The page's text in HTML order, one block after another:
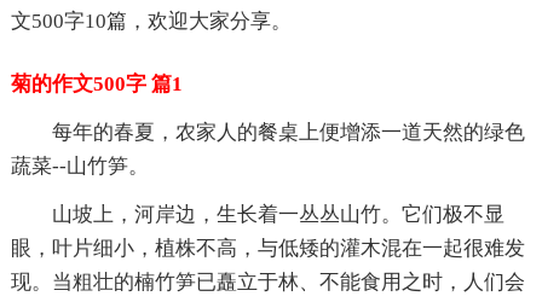
文500字10篇，欢迎大家分享。
菊的作文500字 篇1
每年的春夏，农家人的餐桌上便增添一道天然的绿色
蔬菜--山竹笋。
山坡上，河岸边，生长着一丛丛山竹。它们极不显
眼，叶片细小，植株不高，与低矮的灌木混在一起很难发
现。当粗壮的楠竹笋已矗立于林、不能食用之时，人们会